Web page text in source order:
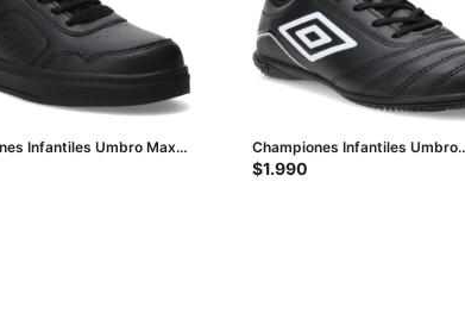
Infantiles Umbro Max
Championes Infantiles Umbro
Classico III IC JRS - Negro -
$1.990